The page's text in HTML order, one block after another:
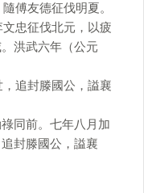
傅友德征伐明夏。
忠征伐北元，以疲
洪武六年（公元
追封滕國公，謚襄
同前。七年八月加
封滕國公，謚襄